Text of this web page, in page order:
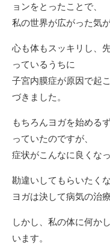
ョンをとったことで、
私の世界が広がった気
心も体もスッキリし、
っているうちに
子宮内膜症が原因で起
づきました。
もちろんヨガを始める
っていたのですが、
症状がこんなに良くな
勘違いしてもらいたく
ヨガは決して病気の治
しかし、私の体に何か
います。